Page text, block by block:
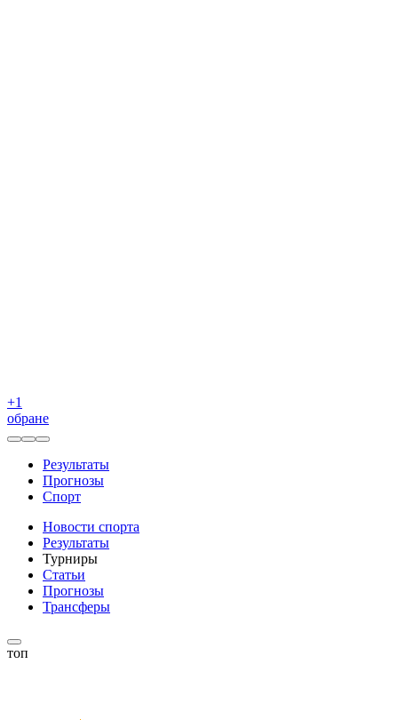
+1
обране
Результаты
Прогнозы
Спорт
Новости спорта
Результаты
Турниры
Статьи
Прогнозы
Трансферы
топ